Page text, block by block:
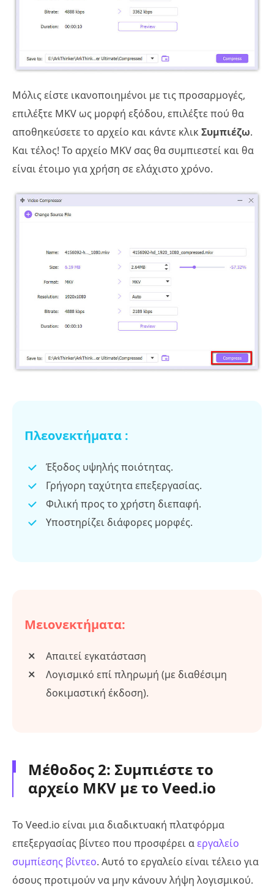
Μόλις είστε ικανοποιημένοι με τις προσαρμογές,
επιλέξτε MKV ως μορφή εξόδου, επιλέξτε πού θα
αποθηκεύσετε το αρχείο και κάντε κλικ Συμπιέζω.
Και τέλος! Το αρχείο MKV σας θα συμπιεστεί και θα
είναι έτοιμο για χρήση σε ελάχιστο χρόνο.
Πλεονεκτήματα :
Έξοδος υψηλής ποιότητας.
Γρήγορη ταχύτητα επεξεργασίας.
Φιλική προς το χρήστη διεπαφή.
Υποστηρίζει διάφορες μορφές.
Μειονεκτήματα:
Απαιτεί εγκατάσταση
Λογισμικό επί πληρωμή (με διαθέσιμη
δοκιμαστική έκδοση).
Μέθοδος 2: Συμπιέστε το
αρχείο MKV με το Veed.io
Το Veed.io είναι μια διαδικτυακή πλατφόρμα
επεξεργασίας βίντεο που προσφέρει αεργαλείο
συμπίεσης βίντεο. Αυτό το εργαλείο είναι τέλειο για
όσους προτιμούν να μην κάνουν λήψη λογισμικού.